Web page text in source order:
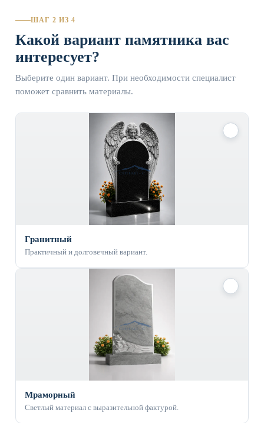
ШАГ 2 ИЗ 4
Какой вариант памятника вас
интересует?
Выберите один вариант. При необходимости специалист
поможет сравнить материалы.
Гранитный
Практичный и долговечный вариант.
Мраморный
Светлый материал с выразительной фактурой.